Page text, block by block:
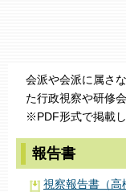
会派や会派に属さ
た行政視察や研修
※PDF形式で掲載
報告書
視察報告書（高